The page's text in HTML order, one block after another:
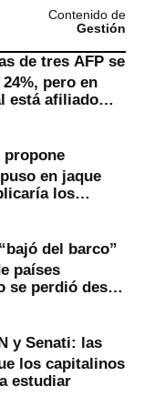
Contenido de
Gestión
de tres AFP se
pero en
está afiliado
en jaque
los
del barco”
países
se perdió desde
y Senati: las
los capitalinos
estudiar